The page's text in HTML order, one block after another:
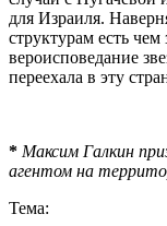
для Израиля.
структурам есть чем
вероисповедание
переехала в эту
* Максим Галкин
агентом на
Тема: